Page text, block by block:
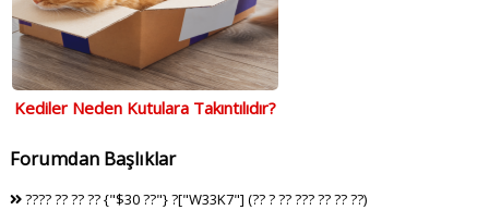
Kediler Neden Kutulara Takıntılıdır?
Forumdan Başlıklar
???? ?? ?? ?? {"$30 ??"} ?["W33K7"] (?? ? ?? ??? ?? ?? ??)